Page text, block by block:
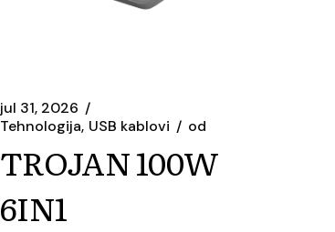
jul 31, 2026
Tehnologija USB kablovi od
TROJAN 100W
6IN1